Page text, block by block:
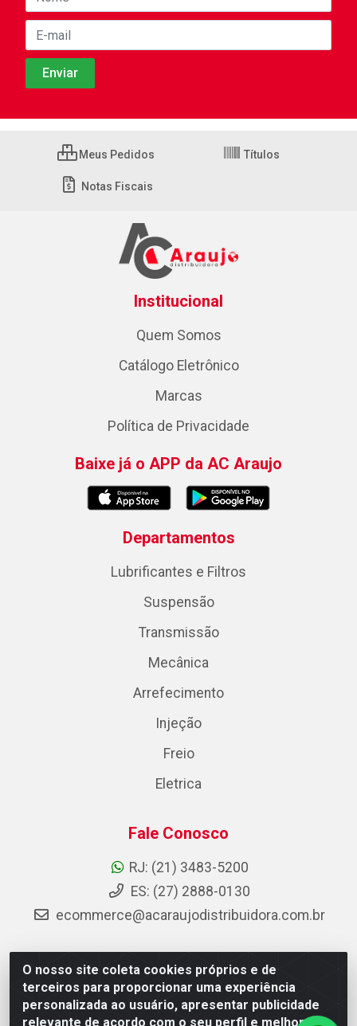
O nosso site coleta cookies próprios e de
terceiros para proporcionar uma experiência
personalizada ao usuário, apresentar publicidade
relevante de acordo com o seu perfil e melhorar a
Meus Pedidos Títulos
Notas Fiscais
Institucional
Quem Somos
Catálogo Eletrônico
Marcas
Política de Privacidade
Baixe já o APP da AC Araujo
Departamentos
Lubrificantes e Filtros
Suspensão
Transmissão
Mecânica
Arrefecimento
Injeção
Freio
Eletrica
Fale Conosco
RJ: (21) 3483-5200
ES: (27) 2888-0130
ecommerce@acaraujodistribuidora.com.br
AC Araujo Distribuidora - Rua Carneiro de Campos, 42 -
São Cristóvão, Rio de Janeiro/RJ - CEP 20.920-410 -
CNPJ 08.744.753/0003-85